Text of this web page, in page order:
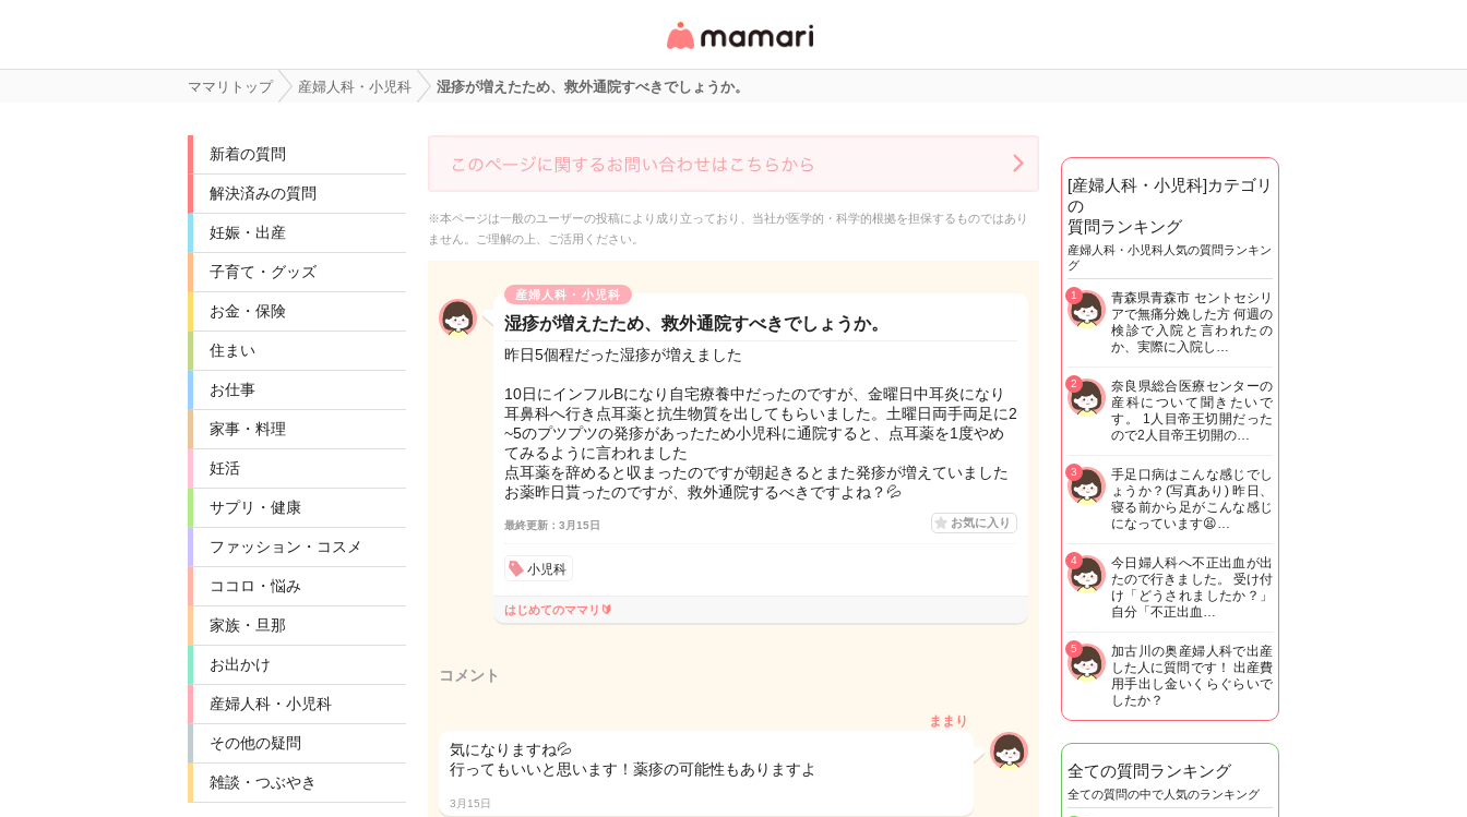
リ・情報サイト
ママリトップ 産婦人科・小児科 湿疹が増えたため、救外通院すべきでしょうか。
新着の質問
解決済みの質問
妊娠・出産
子育て・グッズ
お金・保険
住まい
お仕事
家事・料理
妊活
サプリ・健康
ファッション・コスメ
ココロ・悩み
家族・旦那
お出かけ
産婦人科・小児科
その他の疑問
雑談・つぶやき
※本ページは一般のユーザーの投稿により成り立っており、当社が医学的・科学的根拠を担保するものではあり
ません。ご理解の上、ご活用ください。
産婦人科・小児科
湿疹が増えたため、救外通院すべきでしょうか。
昨日5個程だった湿疹が増えました
10日にインフルBになり自宅療養中だったのですが、金曜日中耳炎になり
耳鼻科へ行き点耳薬と抗生物質を出してもらいました。土曜日両手両足に2
~5のプツプツの発疹があったため小児科に通院すると、点耳薬を1度やめ
てみるように言われました
点耳薬を辞めると収まったのですが朝起きるとまた発疹が増えていました
お薬昨日貰ったのですが、救外通院するべきですよね？💦
最終更新：3月15日 お気に入り
小児科
はじめてのママリ🔰
コメント
ままり
気になりますね💦
行ってもいいと思います！薬疹の可能性もありますよ
3月15日
[産婦人科・小児科]カテゴリ
の
質問ランキング
産婦人科・小児科人気の質問ランキン
グ
青森県青森市 セントセシリ
アで無痛分娩した方 何週の
検診で入院と言われたの
か、実際に入院し…
1
奈良県総合医療センターの
産科について聞きたいで
す。 1人目帝王切開だった
ので2人目帝王切開の…
2
手足口病はこんな感じでし
ょうか？(写真あり) 昨日、
寝る前から足がこんな感じ
になっています😫…
3
今日婦人科へ不正出血が出
たので行きました。 受け付
け「どうされましたか？」
自分「不正出血…
4
加古川の奥産婦人科で出産
した人に質問です！ 出産費
用手出し金いくらぐらいで
したか？
5
全ての質問ランキング
全ての質問の中で人気のランキング